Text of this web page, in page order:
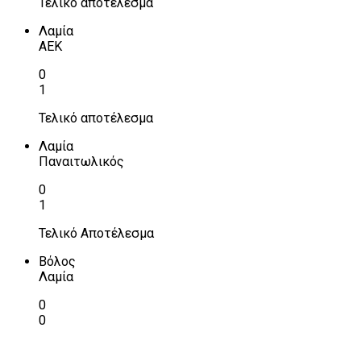
Λαμία
ΑΕΚ
0
1
Τελικό αποτέλεσμα
Λαμία
Παναιτωλικός
0
1
Τελικό Αποτέλεσμα
Βόλος
Λαμία
0
0